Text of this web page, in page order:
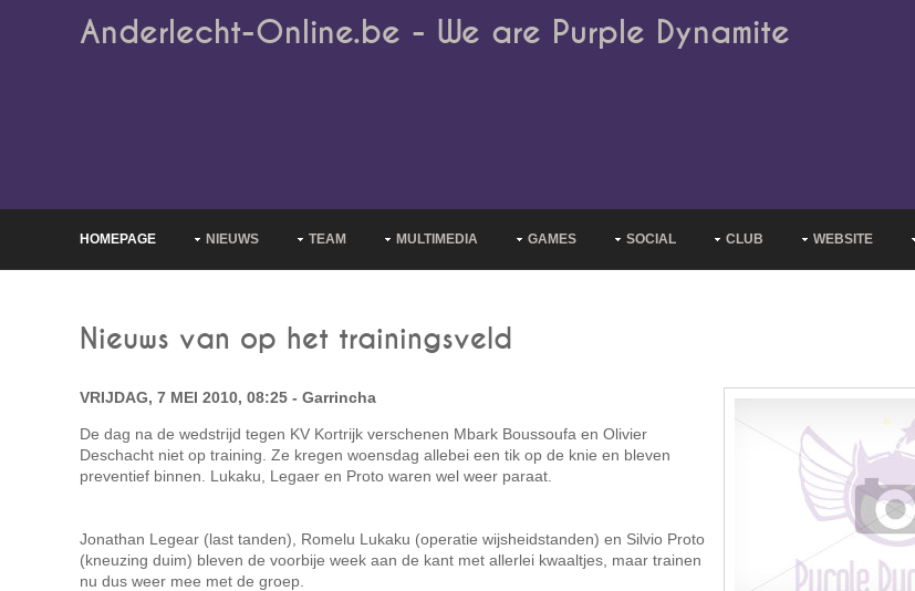
Anderlecht-Online.be - We are Purple Dynamite
HOMEPAGE NIEUWS TEAM MULTIMEDIA GAMES SOCIAL CLUB WEBSITE
Nieuws van op het trainingsveld
VRIJDAG, 7 MEI 2010, 08:25 - Garrincha
De dag na de wedstrijd tegen KV Kortrijk verschenen Mbark Boussoufa en Olivier
Deschacht niet op training. Ze kregen woensdag allebei een tik op de knie en bleven
preventief binnen. Lukaku, Legaer en Proto waren wel weer paraat.
Jonathan Legear (last tanden), Romelu Lukaku (operatie wijsheidstanden) en Silvio Proto
(kneuzing duim) bleven de voorbije week aan de kant met allerlei kwaaltjes, maar trainen
nu dus weer mee met de groep.